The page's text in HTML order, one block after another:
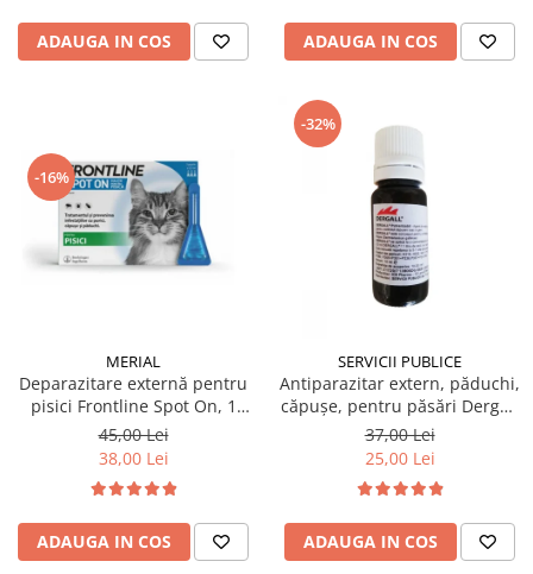
ADAUGA IN COS ADAUGA IN COS
-16%
MERIAL
Deparazitare externă pentru
pisici Frontline Spot On, 1
pipetă
45,00 Lei
38,00 Lei
ADAUGA IN COS
-32%
SERVICII PUBLICE
Antiparazitar extern, păduchi,
căpuşe, pentru păsări Dergall
10 ml
37,00 Lei
25,00 Lei
ADAUGA IN COS